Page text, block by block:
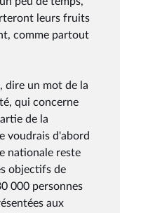
leurs fruits
comme partout
dire un mot de la
qui concerne
de la
voudrais d'abord
nationale reste
objectifs de
000 personnes
aux